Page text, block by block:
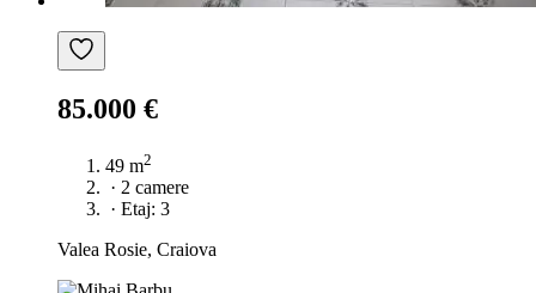
85.000 €
49 m2
· 2 camere
· Etaj: 3
Valea Rosie, Craiova